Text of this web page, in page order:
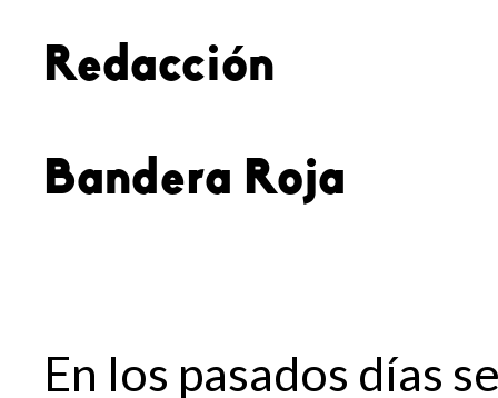
Redacción
Bandera Roja
En los pasados días